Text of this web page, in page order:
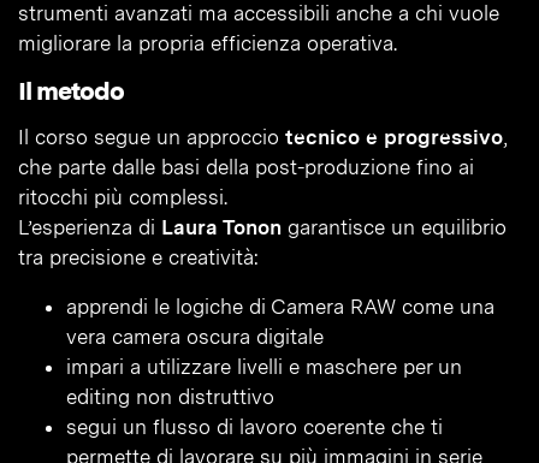
strumenti avanzati ma accessibili anche a chi vuole
migliorare la propria efficienza operativa.
Il metodo
Il corso segue un approccio tecnico e progressivo,
che parte dalle basi della post-produzione fino ai
ritocchi più complessi.
L’esperienza di Laura Tonon garantisce un equilibrio
tra precisione e creatività:
apprendi le logiche di Camera RAW come una
vera camera oscura digitale
impari a utilizzare livelli e maschere per un
editing non distruttivo
segui un flusso di lavoro coerente che ti
permette di lavorare su più immagini in serie